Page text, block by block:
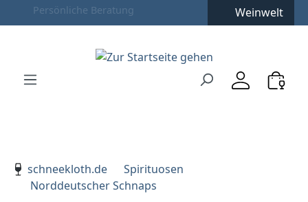
Zum Hauptinhalt springen
Zur Hauptnavigation springen
Weinwelt
schneekloth.de
Spirituosen
Norddeutscher Schnaps